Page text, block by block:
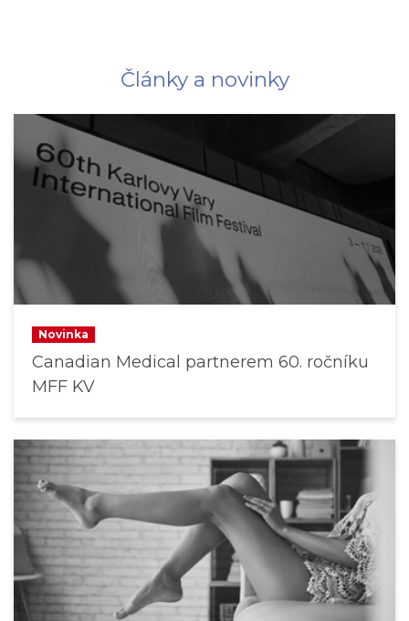
Články a novinky
Novinka
Canadian Medical partnerem 60. ročníku
MFF KV